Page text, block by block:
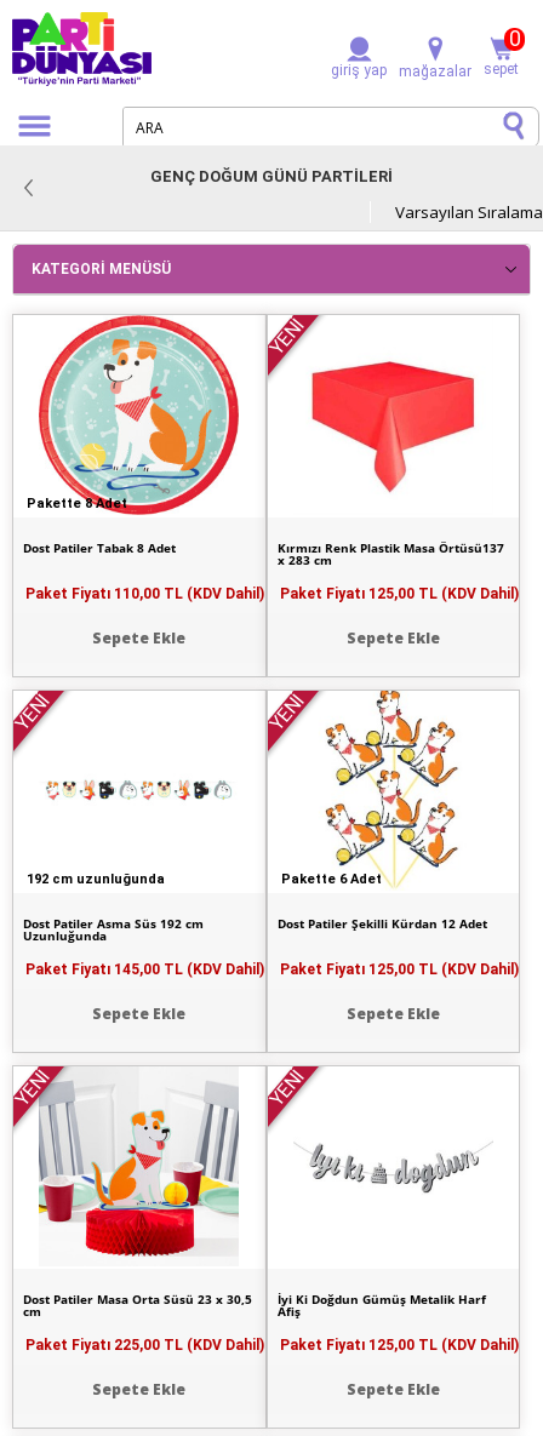
giriş yap mağazalar sepet
0
GENÇ DOĞUM GÜNÜ PARTİLERİ
KATEGORI MENÜSÜ
Pakette 8 Adet
Dost Patiler Tabak 8 Adet
Paket Fiyatı 110,00 TL (KDV Dahil)
Sepete Ekle
YENİ
Kırmızı Renk Plastik Masa Örtüsü137
x 283 cm
Paket Fiyatı 125,00 TL (KDV Dahil)
Sepete Ekle
192 cm uzunluğunda
YENİ
Dost Patiler Asma Süs 192 cm
Uzunluğunda
Paket Fiyatı 145,00 TL (KDV Dahil)
Sepete Ekle
Pakette 6 Adet
YENİ
Dost Patiler Şekilli Kürdan 12 Adet
Paket Fiyatı 125,00 TL (KDV Dahil)
Sepete Ekle
YENİ
Dost Patiler Masa Orta Süsü 23 x 30,5
cm
Paket Fiyatı 225,00 TL (KDV Dahil)
Sepete Ekle
YENİ
İyi Ki Doğdun Gümüş Metalik Harf
Afiş
Paket Fiyatı 125,00 TL (KDV Dahil)
Sepete Ekle